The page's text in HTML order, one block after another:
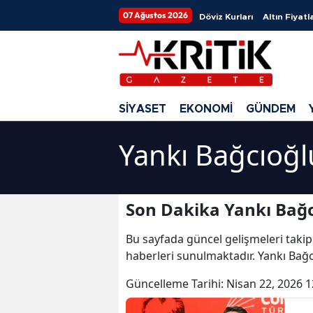
07 Ağustos 2026 Döviz Kurları Altın
SİYASET EKONOMİ GÜNDEM
Yankı
Son Dakika Yankı
Bu sayfada güncel gelişmeleri
haberleri sunulmaktadır. Yankı
Güncelleme Tarihi: Nisan 22, 2026